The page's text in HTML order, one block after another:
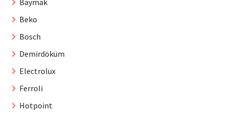
Baymak
Beko
Bosch
Demirdöküm
Electrolux
Ferroli
Hotpoint